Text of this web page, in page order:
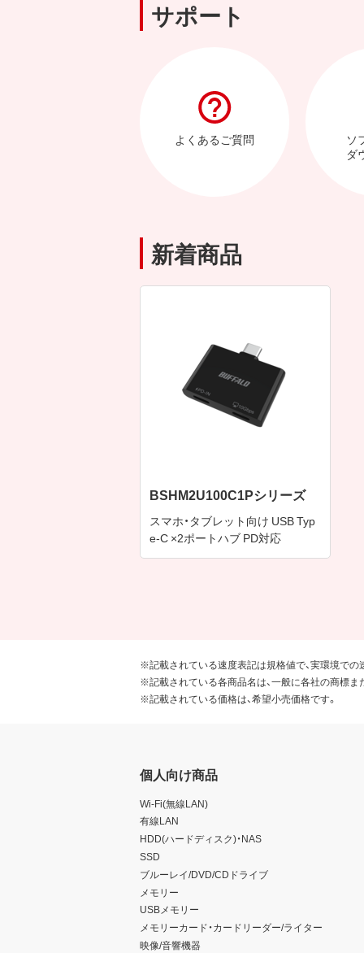
サポート
よくあるご質問
ソ
ダ
新着商品
BSHM2U100C1Pシリーズ
スマホ・タブレット向け USB Typ
e-C ×2ポートハブ PD対応
※記載されている速度表記は規格値で、実環境での
※記載されている各商品名は、一般に各社の商標ま
※記載されている価格は、希望小売価格です。
個人向け商品
Wi-Fi(無線LAN)
有線LAN
HDD(ハードディスク)・NAS
SSD
ブルーレイ/DVD/CDドライブ
メモリー
USBメモリー
メモリーカード・カードリーダー/ライター
映像/音響機器